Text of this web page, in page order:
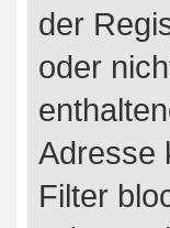
der
oder
Adresse
Filter